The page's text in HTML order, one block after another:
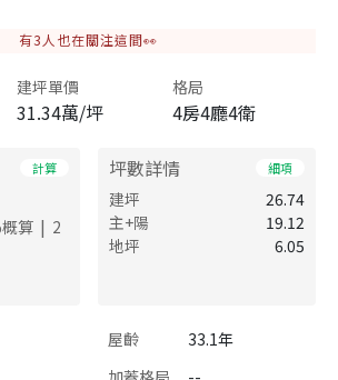
有3 人也在關注這間👀
建坪單價
31.34萬/坪
格局
4房4廳4衛
計算
算 | 2
坪數詳情 細項
建坪
26.74
主+陽
19.12
地坪
6.05
屋齡
33.1年